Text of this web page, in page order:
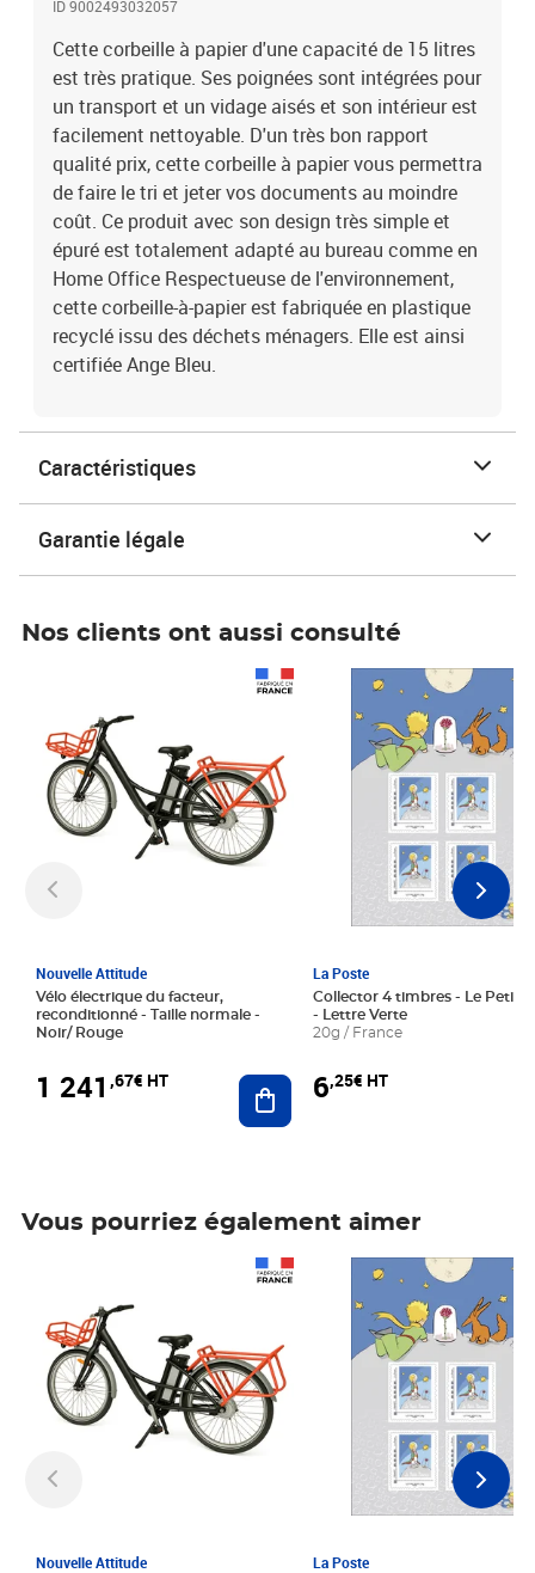
ID 9002493032057
Cette corbeille à papier d'une capacité de 15 litres
est très pratique. Ses poignées sont intégrées pour
un transport et un vidage aisés et son intérieur est
facilement nettoyable. D'un très bon rapport
qualité prix, cette corbeille à papier vous permettra
de faire le tri et jeter vos documents au moindre
coût. Ce produit avec son design très simple et
épuré est totalement adapté au bureau comme en
Home Office Respectueuse de l'environnement,
cette corbeille-à-papier est fabriquée en plastique
recyclé issu des déchets ménagers. Elle est ainsi
certifiée Ange Bleu.
Caractéristiques
Garantie légale
Nos clients ont aussi consulté
Nouvelle Attitude
Vélo électrique du facteur,
reconditionné - Taille normale -
Noir/ Rouge
1 241 ,67€ HT Ajouter au panier
La Poste
Collector 4 timbres - Le Petit
- Lettre Verte
20g / France
6,25€ HT
Prix 6,25€ HT
Vous pourriez également aimer
Nouvelle Attitude La Poste
Prix 6,25€ HT